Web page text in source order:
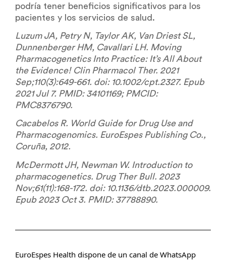
podría tener beneficios significativos para los
pacientes y los servicios de salud.
Luzum JA, Petry N, Taylor AK, Van Driest SL,
Dunnenberger HM, Cavallari LH. Moving
Pharmacogenetics Into Practice: It’s All About
the Evidence! Clin Pharmacol Ther. 2021
Sep;110(3):649-661. doi: 10.1002/cpt.2327. Epub
2021 Jul 7. PMID: 34101169; PMCID:
PMC8376790.
Cacabelos R. World Guide for Drug Use and
Pharmacogenomics. EuroEspes Publishing Co.,
Coruña, 2012.
McDermott JH, Newman W. Introduction to
pharmacogenetics. Drug Ther Bull. 2023
Nov;61(11):168-172. doi: 10.1136/dtb.2023.000009.
Epub 2023 Oct 3. PMID: 37788890.
EuroEspes Health dispone de un canal de WhatsApp